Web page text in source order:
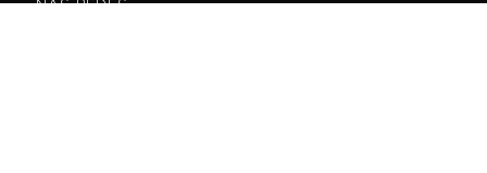
• NAS REDES •